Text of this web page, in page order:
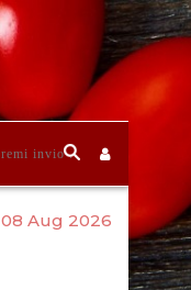
08 Aug 2026